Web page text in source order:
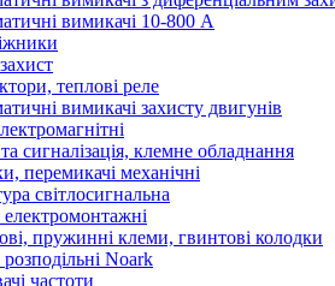
вимикачі 10-800 А
теплові реле
вимикачі захисту двигунів
сигналізація, клемне обладнання
перемикачі механічні
світлосигнальна
пружинні клеми, гвинтові колодки
Noark
частоти